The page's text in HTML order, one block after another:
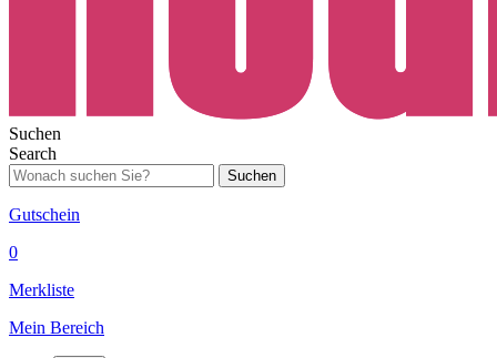
Suchen
Search
Suchen
Gutschein
0
Merkliste
Mein Bereich